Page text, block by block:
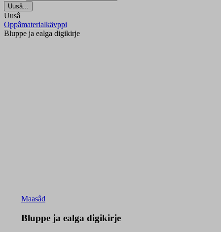
Uusâ...
Uusâ
Oppâmaterialkävppi
Bluppe ja ealga digikirje
Maasâd
Bluppe ja ealga digikirje